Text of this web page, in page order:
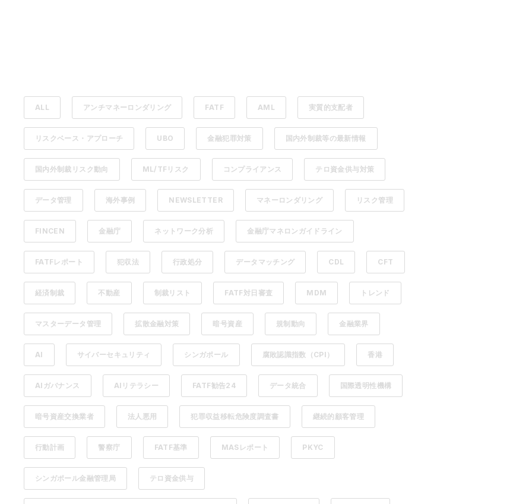
ALL アンチマネーロンダリング FATF AML 実質的支配者
リスクベース・アプローチ UBO 金融犯罪対策 国内外制裁等の最新情報
国内外制裁リスク動向 ML/TFリスク コンプライアンス テロ資金供与対策
データ管理 海外事例 NEWSLETTER マネーロンダリング リスク管理
FINCEN 金融庁 ネットワーク分析 金融庁マネロンガイドライン
FATFレポート 犯収法 行政処分 データマッチング CDL CFT
経済制裁 不動産 制裁リスト FATF対日審査 MDM トレンド
マスターデータ管理 拡散金融対策 暗号資産 規制動向 金融業界
AI サイバーセキュリティ シンガポール 腐敗認識指数（CPI） 香港
AIガバナンス AIリテラシー FATF勧告24 データ統合 国際透明性機構
暗号資産交換業者 法人悪用 犯罪収益移転危険度調査書 継続的顧客管理
行動計画 警察庁 FATF基準 MASレポート PKYC
シンガポール金融管理局 テロ資金供与